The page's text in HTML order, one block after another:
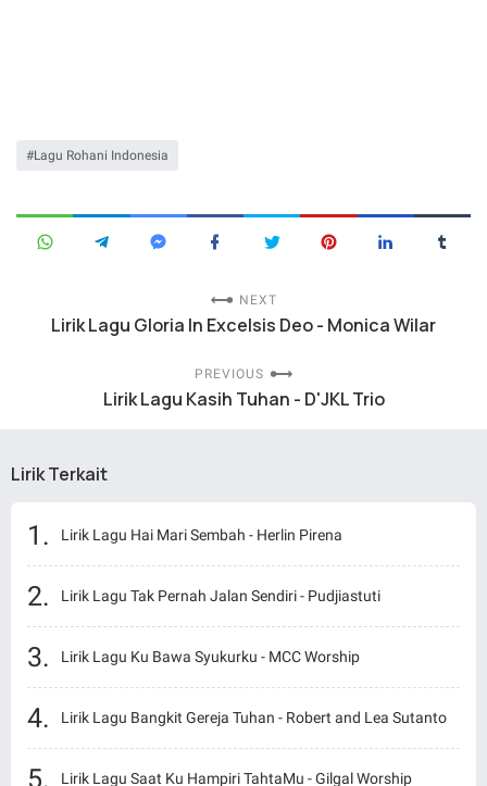
Lagu Rohani Indonesia
NEXT
Lirik Lagu Gloria In Excelsis Deo - Monica Wilar
PREVIOUS
Lirik Lagu Kasih Tuhan - D'JKL Trio
Lirik Terkait
Lirik Lagu Hai Mari Sembah - Herlin Pirena
Lirik Lagu Tak Pernah Jalan Sendiri - Pudjiastuti
Lirik Lagu Ku Bawa Syukurku - MCC Worship
Lirik Lagu Bangkit Gereja Tuhan - Robert and Lea Sutanto
Lirik Lagu Saat Ku Hampiri TahtaMu - Gilgal Worship